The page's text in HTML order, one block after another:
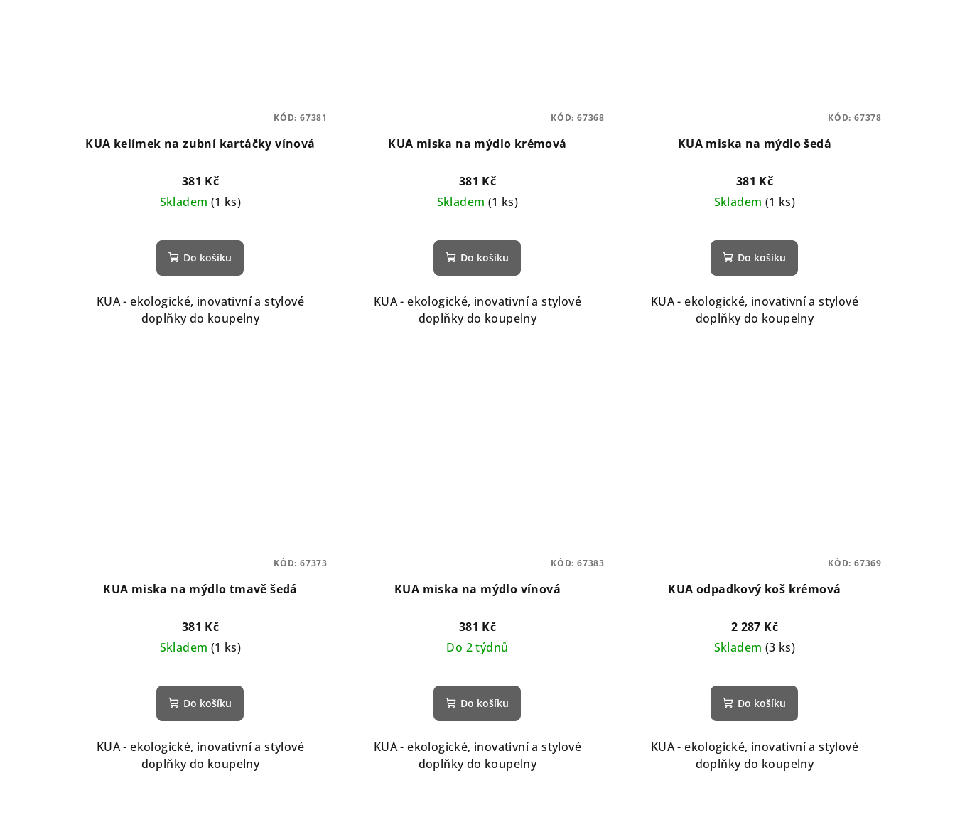
KUA kelímek na zubní kartáčky vínová
381 Kč
Skladem (1 ks)
Do košíku
KUA - ekologické, inovativní a stylové
doplňky do koupelny
KÓD: 67381
KUA miska na mýdlo krémová
381 Kč
Skladem (1 ks)
Do košíku
KUA - ekologické, inovativní a stylové
doplňky do koupelny
KÓD: 67368
KUA miska na mýdlo šedá
381 Kč
Skladem (1 ks)
Do košíku
KUA - ekologické, inovativní a stylové
doplňky do koupelny
KÓD: 67378
KUA miska na mýdlo tmavě šedá
381 Kč
Skladem (1 ks)
Do košíku
KUA - ekologické, inovativní a stylové
doplňky do koupelny
KÓD: 67373
KUA miska na mýdlo vínová
381 Kč
Do 2 týdnů
Do košíku
KUA - ekologické, inovativní a stylové
doplňky do koupelny
KÓD: 67383
KUA odpadkový koš krémová
2 287 Kč
Skladem (3 ks)
Do košíku
KUA - ekologické, inovativní a stylové
doplňky do koupelny
KÓD: 67369